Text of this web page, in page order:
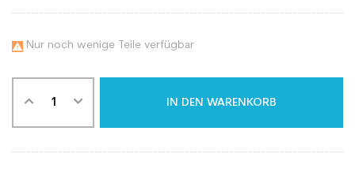
 Nur noch wenige Teile verfügbar
IN DEN WARENKORB